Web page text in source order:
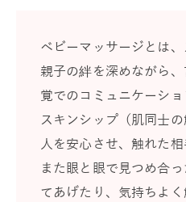
ベビーマッサージとは
親子の絆を深めながら
覚でのコミュニケーショ
スキンシップ（肌同士
人を安心させ、触れた相
また眼と眼で見つめ合
てあげたり、気持ちよ